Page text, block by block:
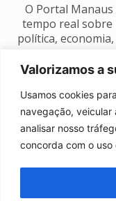
Valorizamos a
Usamos cookies
navegação, veicular
analisar nosso
concorda com o uso
O Portal
tempo real sobre
política,